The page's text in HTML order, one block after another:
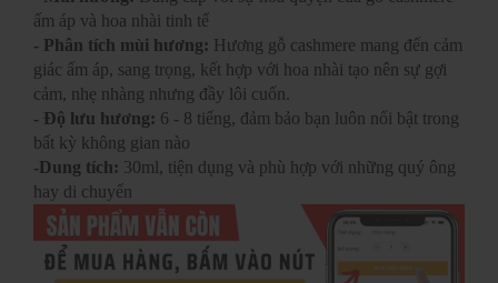
ấm áp và hoa nhài tinh tế
- Phân tích mùi hương: Hương gỗ cashmere mang đến cảm
giác ấm áp, sang trọng, kết hợp với hoa nhài tạo nên sự gợi
cảm, nhẹ nhàng nhưng đầy lôi cuốn.
- Độ lưu hương: 6 - 8 tiếng, đảm bảo bạn luôn nổi bật trong
bất kỳ không gian nào
-Dung tích: 30ml, tiện dụng và phù hợp với những quý ông
hay di chuyển